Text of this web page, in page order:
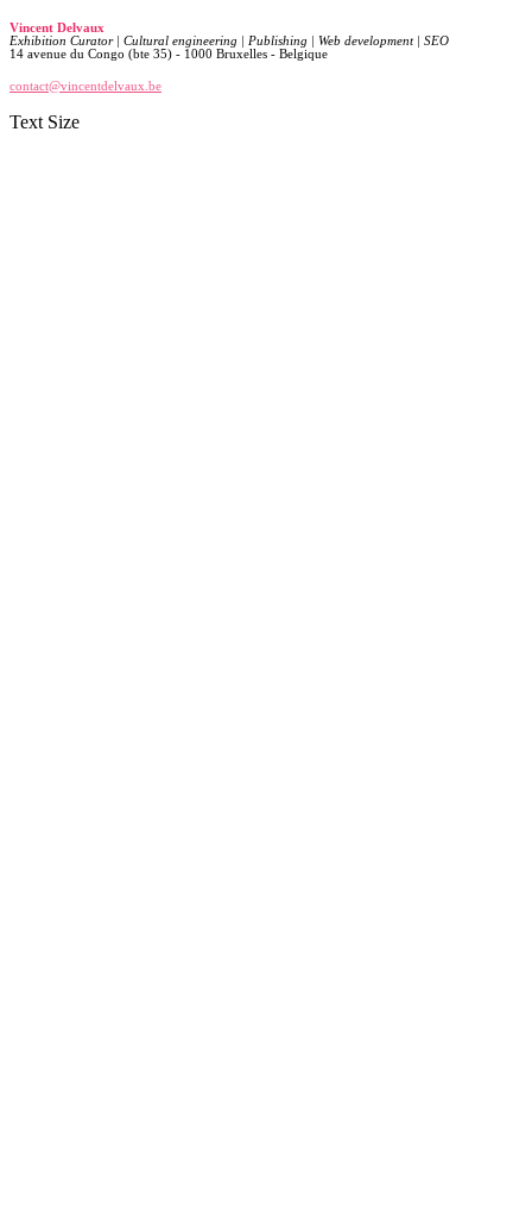
Vincent Delvaux
Exhibition Curator | Cultural engineering | Publishing | Web development | SEO
14 avenue du Congo (bte 35) - 1000 Bruxelles - Belgique
contact@vincentdelvaux.be
Text Size